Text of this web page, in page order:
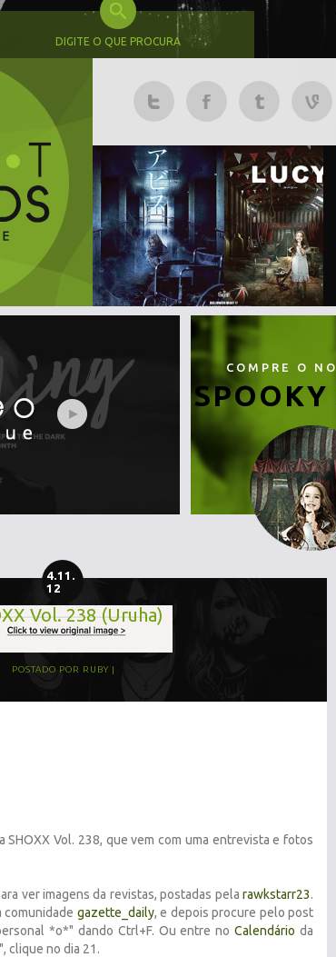
DIGITE O QUE PROCURA
COMPRE O
SPOOKY
4.11.
12
Vol. 238 (Uruha)
POSTADO POR RUBY
SHOXX Vol. 238, que vem com uma entrevista e fotos
ver imagens da revistas, postadas pelarawkstarr23.
comunidade gazette_daily, e depois procure pelo post
*o*" dando Ctrl+F. Ou entre noCalendário da
clique no dia 21.